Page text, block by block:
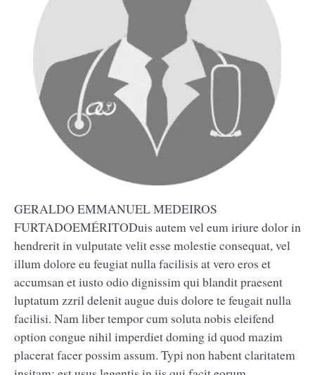
GERALDO EMMANUEL MEDEIROS
FURTADOEMÉRITODuis autem vel eum iriure dolor in
hendrerit in vulputate velit esse molestie consequat, vel
illum dolore eu feugiat nulla facilisis at vero eros et
accumsan et iusto odio dignissim qui blandit praesent
luptatum zzril delenit augue duis dolore te feugait nulla
facilisi. Nam liber tempor cum soluta nobis eleifend
option congue nihil imperdiet doming id quod mazim
placerat facer possim assum. Typi non habent claritatem